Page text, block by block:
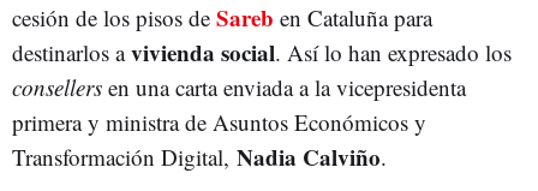
cesión de los pisos de Sareb en Cataluña para
destinarlos avivienda social. Así lo han expresado los
consellers en una carta enviada a la vicepresidenta
primera y ministra de Asuntos Económicos y
Transformación Digital, Nadia Calviño.